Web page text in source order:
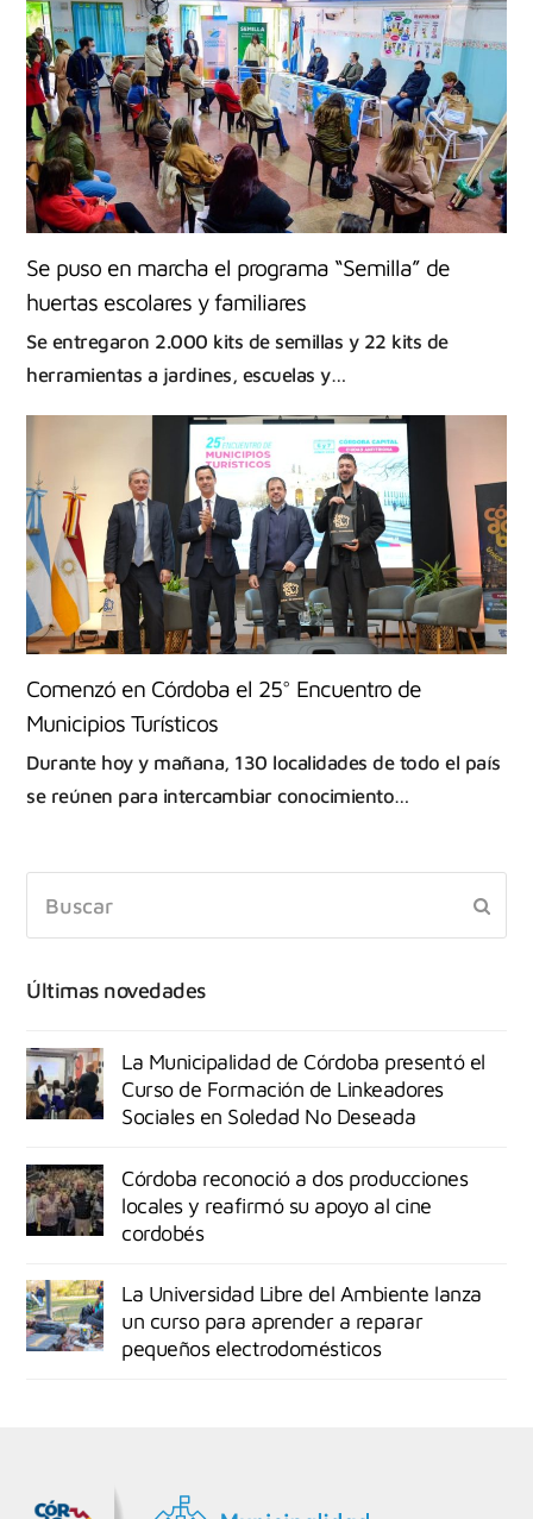
Se puso en marcha el programa “Semilla” de
huertas escolares y familiares
Se entregaron 2.000 kits de semillas y 22 kits de
herramientas a jardines, escuelas y…
Comenzó en Córdoba el 25° Encuentro de
Municipios Turísticos
Durante hoy y mañana, 130 localidades de todo el país
se reúnen para intercambiar conocimiento…
Últimas novedades
La Municipalidad de Córdoba presentó el
Curso de Formación de Linkeadores
Sociales en Soledad No Deseada
Córdoba reconoció a dos producciones
locales y reafirmó su apoyo al cine
cordobés
La Universidad Libre del Ambiente lanza
un curso para aprender a reparar
pequeños electrodomésticos